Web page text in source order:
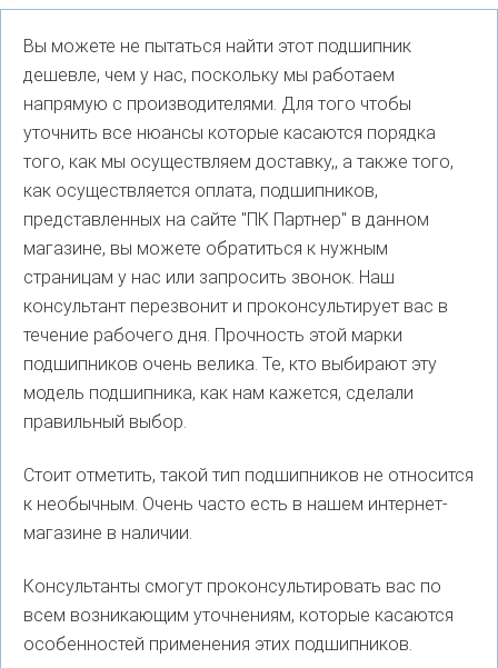
Вы можете не пытаться найти этот подшипник
дешевле, чем у нас, поскольку мы работаем
напрямую с производителями. Для того чтобы
уточнить все нюансы которые касаются порядка
того, как мы осуществляем доставку,, а также того,
как осуществляется оплата, подшипников,
представленных на сайте "ПК Партнер" в данном
магазине, вы можете обратиться к нужным
страницам у нас или запросить звонок. Наш
консультант перезвонит и проконсультирует вас в
течение рабочего дня. Прочность этой марки
подшипников очень велика. Те, кто выбирают эту
модель подшипника, как нам кажется, сделали
правильный выбор.
Стоит отметить, такой тип подшипников не относится
к необычным. Очень часто есть в нашем интернет-
магазине в наличии.
Консультанты смогут проконсультировать вас по
всем возникающим уточнениям, которые касаются
особенностей применения этих подшипников.